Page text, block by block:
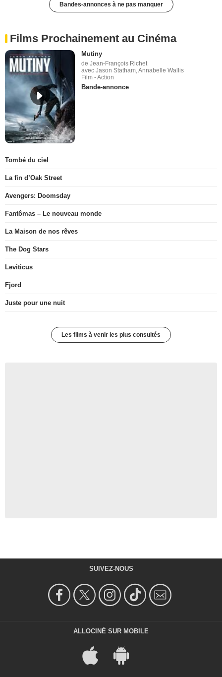
Bandes-annonces à ne pas manquer
Films Prochainement au Cinéma
Mutiny
de Jean-François Richet
avec Jason Statham, Annabelle Wallis
Film - Action
Bande-annonce
Tombé du ciel
La fin d’Oak Street
Avengers: Doomsday
Fantômas – Le nouveau monde
La Maison de nos rêves
The Dog Stars
Leviticus
Fjord
Juste pour une nuit
Les films à venir les plus consultés
SUIVEZ-NOUS
ALLOCINÉ SUR MOBILE